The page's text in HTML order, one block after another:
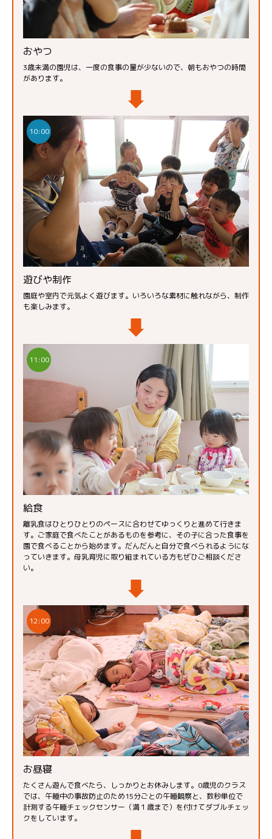
おやつ
3歳未満の園児は、一度の食事の量が少ないので、朝もおやつの時間
があります。
10:00
遊びや制作
園庭や室内で元気よく遊びます。いろいろな素材に触れながら、制作
も楽しみます。
11:00
給食
離乳食はひとりひとりのペースに合わせてゆっくりと進めて行きま
す。ご家庭で食べたことがあるものを参考に、その子に合った食事を
園で食べることから始めます。だんだんと自分で食べられるようにな
っていきます。母乳育児に取り組まれている方もぜひご相談くださ
い。
12:00
お昼寝
たくさん遊んで食べたら、しっかりとお休みします。0歳児のクラス
では、午睡中の事故防止のため15分ごとの午睡観察と、数秒単位で
計測する午睡チェックセンサー（満１歳まで）を付けてダブルチェッ
クをしています。